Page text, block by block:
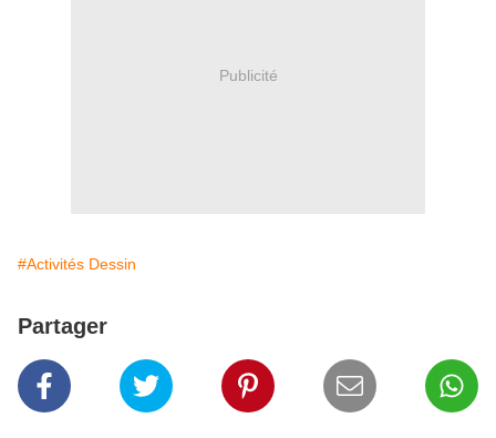
Publicité
#Activités Dessin
Partager